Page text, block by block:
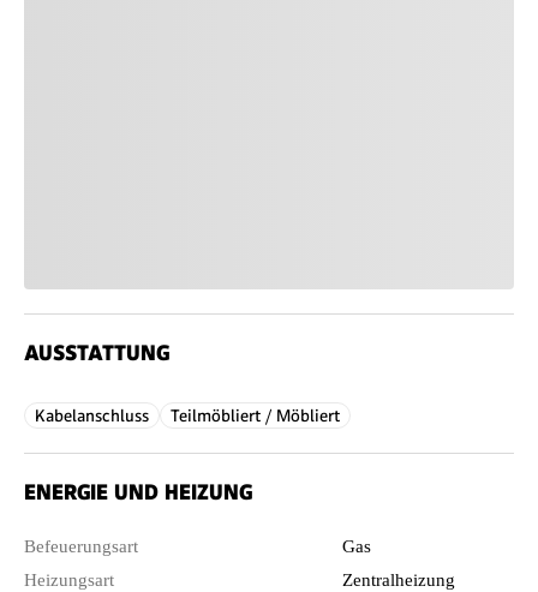
AUSSTATTUNG
Kabelanschluss Teilmöbliert / Möbliert
ENERGIE UND HEIZUNG
Befeuerungsart
Gas
Heizungsart
Zentralheizung